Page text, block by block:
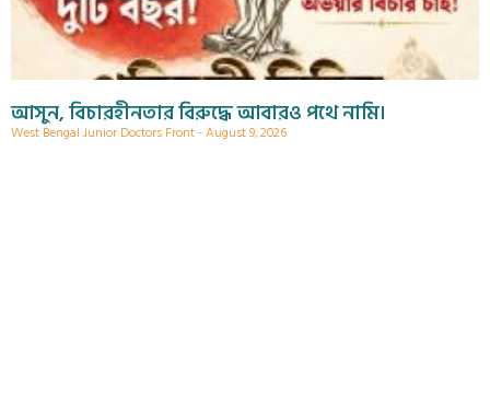
আসুন, বিচারহীনতার বিরুদ্ধে আবারও পথে নামি।
West Bengal Junior Doctors Front August 9, 2026